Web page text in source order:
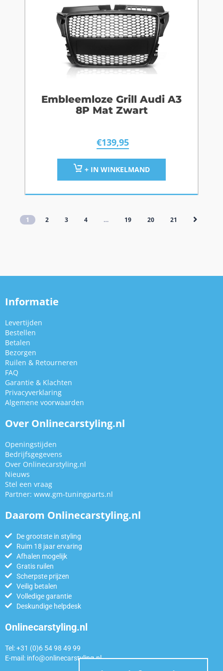
Embleemloze Grill Audi A3
8P Mat Zwart
€139,95
+ IN WINKELMAND
1 2 3 4 … 19 20 21
Informatie
Levertijden
Bestellen
Betalen
Bezorgen
Ruilen & Retourneren
FAQ
Garantie & Klachten
Privacyverklaring
Algemene voorwaarden
Over Onlinecarstyling.nl
Openingstijden
Bedrijfsgegevens
Over Onlinecarstyling.nl
Nieuws
Stel een vraag
Partner: www.gm-tuningparts.nl
Daarom Onlinecarstyling.nl
De grootste in styling
Ruim 18 jaar ervaring
Afhalen mogelijk
Gratis ruilen
Scherpste prijzen
Veilig betalen
Volledige garantie
Deskundige helpdesk
Onlinecarstyling.nl
Tel: +31 (0)6 54 98 49 99
E-mail: info@onlinecarstyling.nl